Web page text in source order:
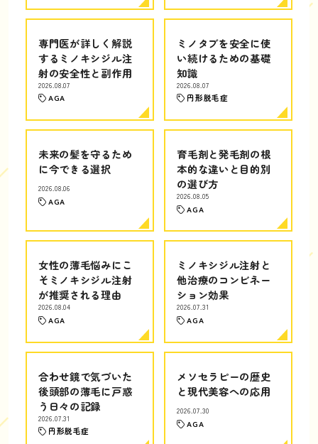
専門医が詳しく解説
するミノキシジル注
射の安全性と副作用
2026.08.07
AGA
ミノタブを安全に使
い続けるための基礎
知識
2026.08.07
円形脱毛症
未来の髪を守るため
に今できる選択
2026.08.06
AGA
育毛剤と発毛剤の根
本的な違いと目的別
の選び方
2026.08.05
AGA
女性の薄毛悩みにこ
そミノキシジル注射
が推奨される理由
2026.08.04
AGA
ミノキシジル注射と
他治療のコンビネー
ション効果
2026.07.31
AGA
合わせ鏡で気づいた
後頭部の薄毛に戸惑
う日々の記録
2026.07.31
円形脱毛症
メソセラピーの歴史
と現代美容への応用
2026.07.30
AGA